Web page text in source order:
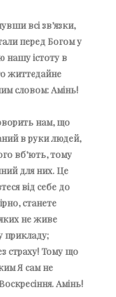
всі зв’язки,
перед Богом у
нашу істоту в
життєдайне
словом: Амінь!
нам, що
в руки людей,
вб’ють, тому
для них. Це
від себе до
станете
не живе
прикладу;
страху! Тому що
Я сам не
Амінь!